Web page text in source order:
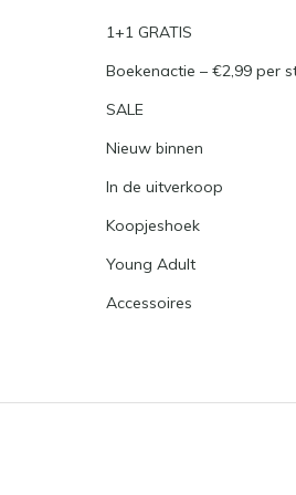
1+1 GRATIS
Boekenactie – €2,99 per
SALE
Nieuw binnen
In de uitverkoop
Koopjeshoek
Young Adult
Accessoires